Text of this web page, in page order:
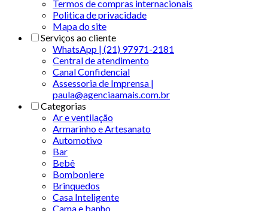
Termos de compras internacionais
Politica de privacidade
Mapa do site
Serviços ao cliente
WhatsApp | (21) 97971-2181
Central de atendimento
Canal Confidencial
Assessoria de Imprensa |
paula@agenciaamais.com.br
Categorias
Ar e ventilação
Armarinho e Artesanato
Automotivo
Bar
Bebê
Bomboniere
Brinquedos
Casa Inteligente
Cama e banho